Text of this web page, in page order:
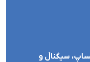
سیگناڵ و